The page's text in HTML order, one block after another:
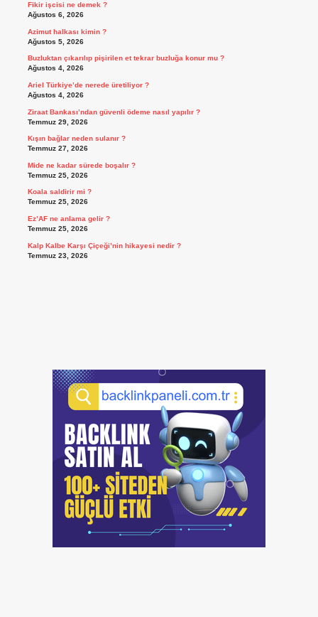
Fikir işcisi ne demek ?
Ağustos 6, 2026
Azimut halkası kimin ?
Ağustos 5, 2026
Buzluktan çıkarılıp pişirilen et tekrar buzluğa konur mu ?
Ağustos 4, 2026
Ariel Türkiye’de nerede üretiliyor ?
Ağustos 4, 2026
Ziraat Bankası’ndan güvenli ödeme nasıl yapılır ?
Temmuz 29, 2026
Kışın bağlar neden sulanır ?
Temmuz 27, 2026
Mide ne kadar sürede boşalır ?
Temmuz 25, 2026
Koala saldirir mi ?
Temmuz 25, 2026
Ez’AF ne anlama gelir ?
Temmuz 25, 2026
Kalp Kalbe Karşı Çiçeği’nin hikayesi nedir ?
Temmuz 23, 2026